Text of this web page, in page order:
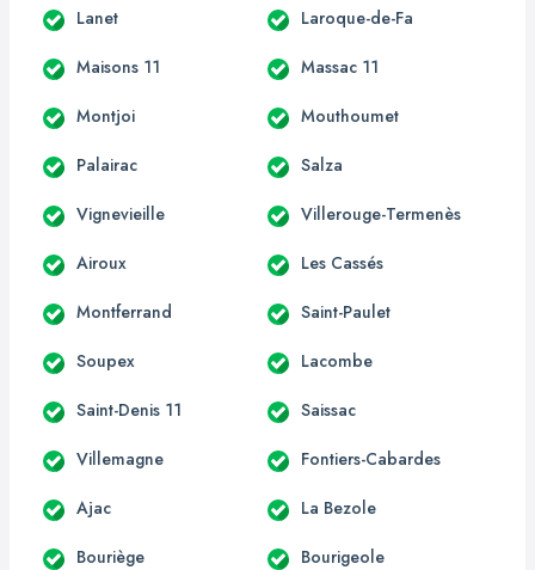
Lanet Laroque-de-Fa
Maisons 11 Massac 11
Montjoi Mouthoumet
Palairac Salza
Vignevieille Villerouge-Termenès
Airoux Les Cassés
Montferrand Saint-Paulet
Soupex Lacombe
Saint-Denis 11 Saissac
Villemagne Fontiers-Cabardes
Ajac La Bezole
Bouriège Bourigeole